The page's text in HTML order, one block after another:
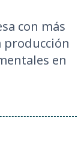
con más
producción
en